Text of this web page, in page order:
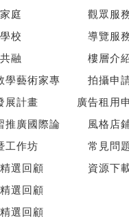
家庭
學校
共融
學藝術家專
展計畫
推廣國際論
工作坊
選回顧
選回顧
選回顧
觀眾服
導覽服
樓層介
拍攝申
廣告租用
風格店
常見問題
資源下